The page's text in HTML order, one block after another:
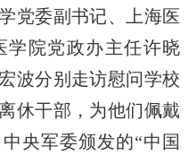
党委副书记、上海医
学院党政办主任许晓
波分别走访慰问学校
休干部，为他们佩戴
中央军委颁发的“中国